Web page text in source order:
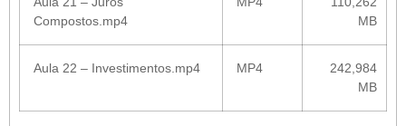
Compostos.mp4
MB
Aula 22 – Investimentos.mp4 MP4
242,984
MB